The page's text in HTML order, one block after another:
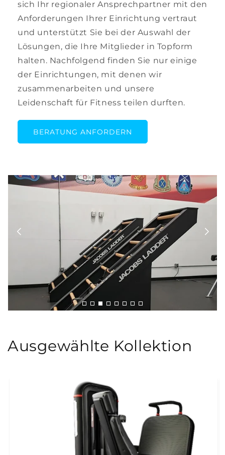
sich Ihr regionaler Ansprechpartner mit den
Anforderungen Ihrer Einrichtung vertraut
und unterstützt Sie bei der Auswahl der
Lösungen, die Ihre Mitglieder in Topform
halten. Nachfolgend finden Sie nur einige
der Einrichtungen, mit denen wir
zusammenarbeiten und unsere
Leidenschaft für Fitness teilen durften.
BERATUNG ANFORDERN
Ausgewählte Kollektion